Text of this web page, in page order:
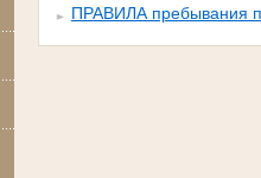
ПРАВИЛА пребывания